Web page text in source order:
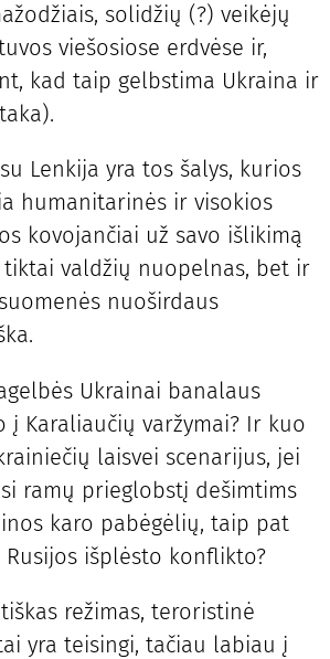
solidžių (?) veikėjų
viešosiose erdvėse ir,
kad taip gelbstima Ukraina ir
Lenkija yra tos šalys, kurios
humanitarinės ir visokios
kovojančiai už savo išlikimą
tiktai valdžių nuopelnas, bet ir
nuoširdaus
Ukrainai banalaus
Karaliaučių varžymai? Ir kuo
laisvei scenarijus, jei
ramų prieglobstį dešimtims
karo pabėgėlių, taip pat
išplėsto konflikto?
režimas, teroristinė
yra teisingi, tačiau labiau į